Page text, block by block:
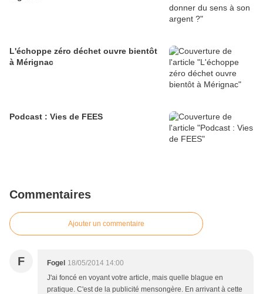
L'échoppe zéro déchet ouvre bientôt
à Mérignac
Podcast : Vies de FEES
Commentaires
Ajouter un commentaire
F Fogel 18/05/2014 14:00
J'ai foncé en voyant votre article, mais quelle blague en
pratique. C'est de la publicité mensongère. En arrivant à cette